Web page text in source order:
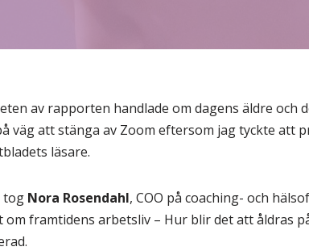
av rapporten handlade om dagens äldre
väg att stänga av Zoom eftersom jag tyckte att
läsare.
tog Nora Rosendahl, COO på coaching- och
framtidens arbetsliv – Hur blir det att åldras